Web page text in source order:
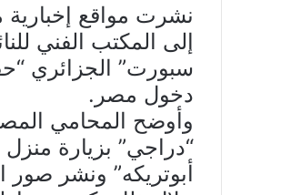
نشرت مواقع إخبارية
إلى المكتب الفني
سبورت” الجزائري
دخول مصر.
وأوضح المحامي
“دراجي” بزيارة
أبوتريكه” ونشر صور